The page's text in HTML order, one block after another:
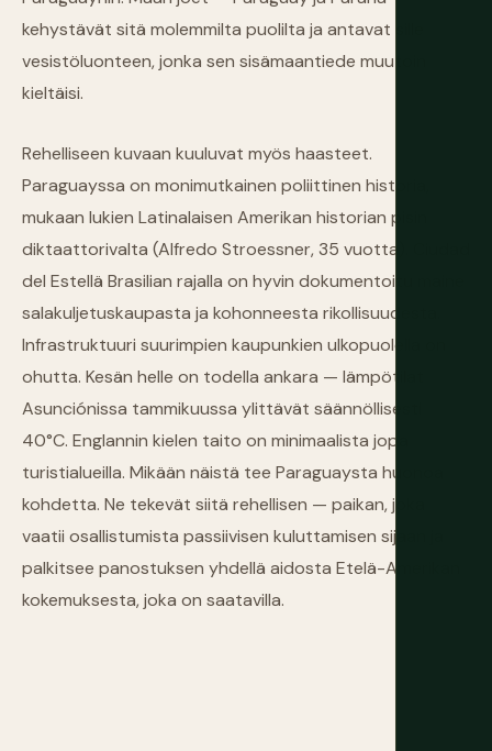
kehystävät sitä molemmilta puolilta ja antavat sille
vesistöluonteen, jonka sen sisämaantiede muutoin
kieltäisi.
Rehelliseen kuvaan kuuluvat myös haasteet.
Paraguayssa on monimutkainen poliittinen historia,
mukaan lukien Latinalaisen Amerikan historian pisin
diktaattorivalta (Alfredo Stroessner, 35 vuotta). Ciudad
del Estellä Brasilian rajalla on hyvin dokumentoitu maine
salakuljetuskaupasta ja kohonneesta rikollisuudesta.
Infrastruktuuri suurimpien kaupunkien ulkopuolella on
ohutta. Kesän helle on todella ankara — lämpötilat
Asunciónissa tammikuussa ylittävät säännöllisesti
40°C. Englannin kielen taito on minimaalista jopa
turistialueilla. Mikään näistä tee Paraguaysta huonoa
kohdetta. Ne tekevät siitä rehellisen — paikan, joka
vaatii osallistumista passiivisen kuluttamisen sijaan ja
palkitsee panostuksen yhdellä aidosta Etelä-Amerikan
kokemuksesta, joka on saatavilla.